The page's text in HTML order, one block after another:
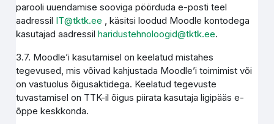
parooli uuendamise sooviga pöörduda e-posti teel
aadressil IT@tktk.ee , käsitsi loodud Moodle kontodega
kasutajad aadressilharidustehnoloogid@tktk.ee.
3.7. Moodle’i kasutamisel on keelatud mistahes
tegevused, mis võivad kahjustada Moodle’i toimimist või
on vastuolus õigusaktidega. Keelatud tegevuste
tuvastamisel on TTK-il õigus piirata kasutaja ligipääs e-
õppe keskkonda.